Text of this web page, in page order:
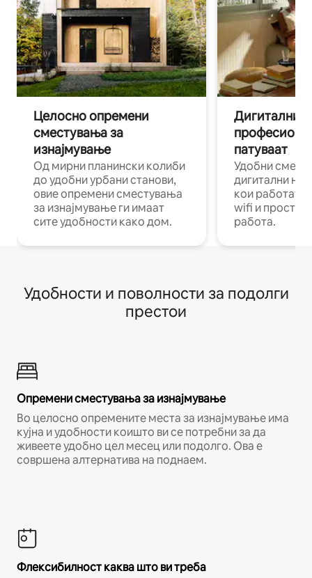
Целосно опремени
сместувања за
изнајмување
Од мирни планински колиби
до удобни урбани станови,
овие опремени сместувања
за изнајмување ги имаат
сите удобности како дом.
Дигитални
патуваат
Удобни
дигитални
кои работат
wifi и
работа.
Удобности и поволности за подолги
престои
Опремени сместувања за изнајмување
Во целосно опремените места за изнајмување има
кујна и удобности коишто ви се потребни за да
живеете удобно цел месец или подолго. Ова е
совршена алтернатива на поднаем.
Флексибилност каква што ви треба